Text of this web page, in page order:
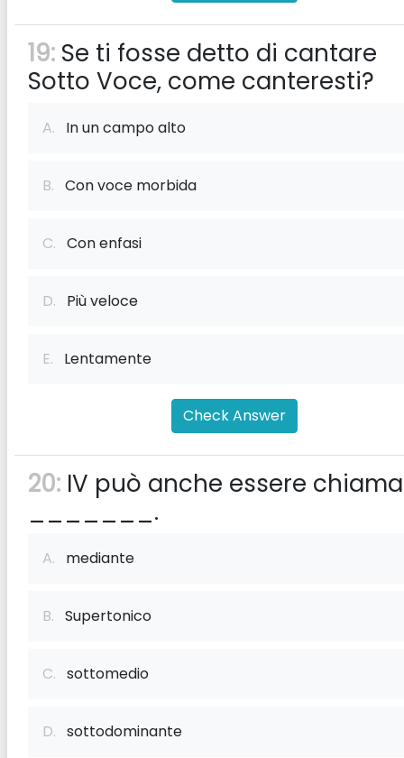
19: Se ti fosse detto di cantare
Sotto Voce, come canteresti?
A. In un campo alto
B. Con voce morbida
C. Con enfasi
D. Più veloce
E. Lentamente
Check Answer
20: IV può anche essere
_______.
A. mediante
B. Supertonico
C. sottomedio
D. sottodominante